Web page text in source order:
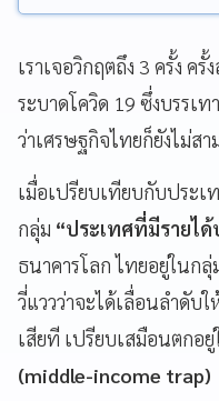
เราเจอวิกฤตถึง 3 ครั้ง ค
ระบาดโควิด 19 ซึ่งบรรเ
ว่าเศรษฐกิจไทยก็ยังไม่ส
เมื่อเปรียบเทียบกับประเ
กลุ่ม “ประเทศที่มีรายได้
ธนาคารโลก ไทยอยู่ในก
วี่แววว่าจะได้เลื่อนลำดับ
เสียที เปรียบเสมือนตกอยู่
(middle-income trap)